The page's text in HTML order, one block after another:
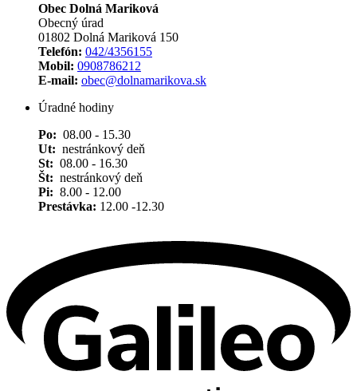
Obec Dolná Mariková
Obecný úrad
01802 Dolná Mariková 150
Telefón: 042/4356155
Mobil: 0908786212
E-mail: obec@dolnamarikova.sk
Úradné hodiny
Po: 08.00 - 15.30
Ut: nestránkový deň
St: 08.00 - 16.30
Št: nestránkový deň
Pi: 8.00 - 12.00
Prestávka: 12.00 -12.30